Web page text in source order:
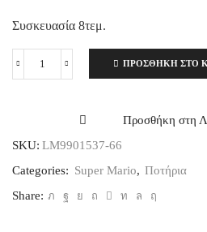
Συσκευασία 8τεμ.
Ποτήρι
8τεμ.
ποσότητα
ΠΡΟΣΘΉΚΗ ΣΤΟ
Προσθήκη στη
SKU: LM9901537-66
Categories: Super Mario, Ποτήρια
Share: